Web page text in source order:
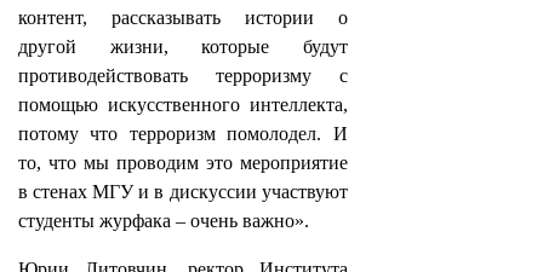
контент, рассказывать истории о
другой жизни, которые будут
противодействовать терроризму с
помощью искусственного интеллекта,
потому что терроризм помолодел. И
то, что мы проводим это мероприятие
в стенах МГУ и в дискуссии участвуют
студенты журфака – очень важно».